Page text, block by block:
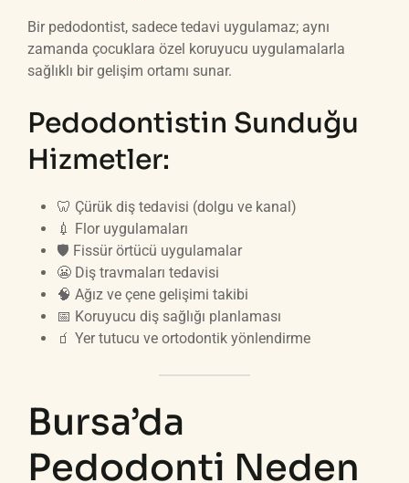
Bir pedodontist, sadece tedavi uygulamaz; aynı
zamanda çocuklara özel koruyucu uygulamalarla
sağlıklı bir gelişim ortamı sunar.
Pedodontistin Sunduğu
Hizmetler:
🦷 Çürük diş tedavisi (dolgu ve kanal)
💉 Flor uygulamaları
🛡️ Fissür örtücü uygulamalar
😬 Diş travmaları tedavisi
🧠 Ağız ve çene gelişimi takibi
📅 Koruyucu diş sağlığı planlaması
🧃 Yer tutucu ve ortodontik yönlendirme
Bursa’da
Pedodonti Neden